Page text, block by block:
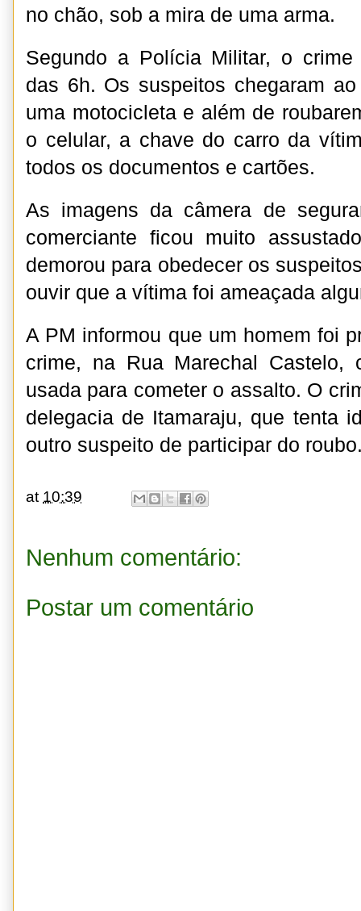
no chão, sob a mira de uma arma.
Segundo a Polícia Militar, o
das 6h. Os suspeitos chegaram
uma motocicleta e além de
o celular, a chave do carro da
todos os documentos e cartões.
As imagens da câmera de
comerciante ficou muito
demorou para obedecer os
ouvir que a vítima foi ameaçada
A PM informou que um homem foi
crime, na Rua Marechal
usada para cometer o assalto. O
delegacia de Itamaraju, que tenta
outro suspeito de participar do
at 10:39
Nenhum comentário:
Postar um comentário